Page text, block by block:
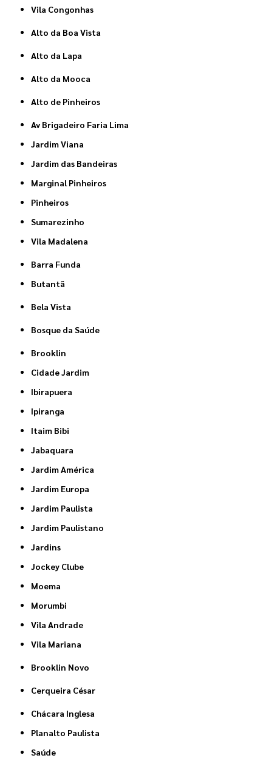
Vila Congonhas
Alto da Boa Vista
Alto da Lapa
Alto da Mooca
Alto de Pinheiros
Av Brigadeiro Faria Lima
Jardim Viana
Jardim das Bandeiras
Marginal Pinheiros
Pinheiros
Sumarezinho
Vila Madalena
Barra Funda
Butantã
Bela Vista
Bosque da Saúde
Brooklin
Cidade Jardim
Ibirapuera
Ipiranga
Itaim Bibi
Jabaquara
Jardim América
Jardim Europa
Jardim Paulista
Jardim Paulistano
Jardins
Jockey Clube
Moema
Morumbi
Vila Andrade
Vila Mariana
Brooklin Novo
Cerqueira César
Chácara Inglesa
Planalto Paulista
Saúde